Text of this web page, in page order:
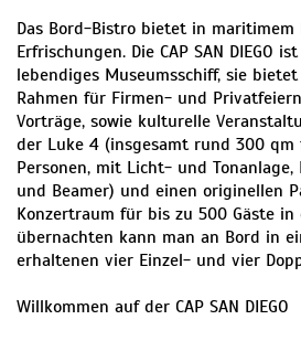
Das Bord-Bistro bietet in maritimem
Erfrischungen. Die CAP SAN DIEGO
lebendiges Museumsschiff, sie
Rahmen für Firmen- und
Vorträge, sowie kulturelle
der Luke 4 (insgesamt rund 300 qm
Personen, mit Licht- und Tonanlage,
und Beamer) und einen originellen
Konzertraum für bis zu 500 Gäste in
übernachten kann man an Bord in
erhaltenen vier Einzel- und vier
Willkommen auf der CAP SAN DIEGO